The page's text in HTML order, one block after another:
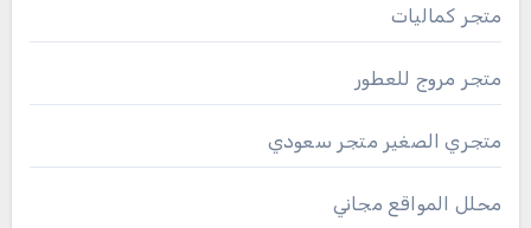
متجر كماليات
متجر مروج للعطور
متجري الصغير متجر سعودي
محلل المواقع مجاني